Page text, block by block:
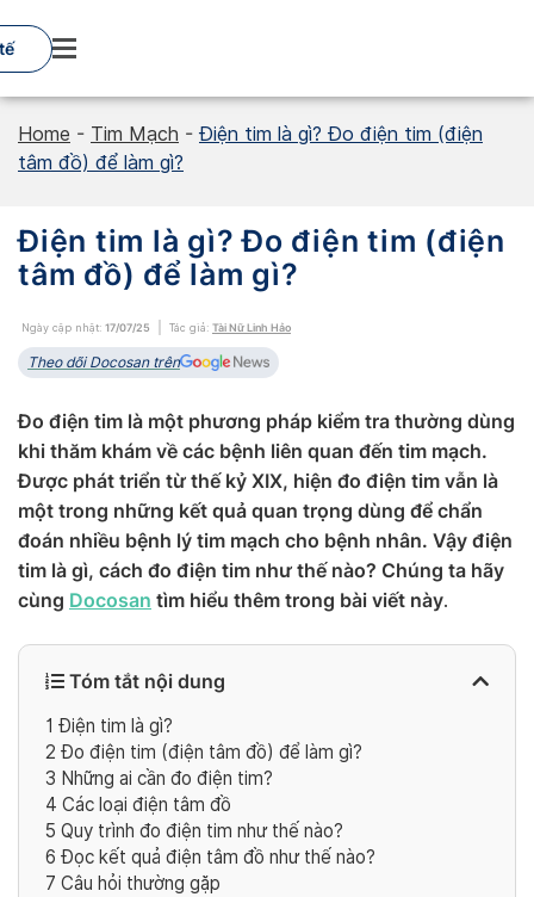
to
content
Home - Tim Mạch - Điện tim là gì? Đo điện tim (điện
tâm đồ) để làm gì?
Điện tim là gì? Đo điện tim (điện
tâm đồ) để làm gì?
Ngày cập nhật: 17/07/25 Tác giả: Tài Nữ Linh Hảo
Theo dõi Docosan trên
Đo điện tim là một phương pháp kiểm tra thường dùng
khi thăm khám về các bệnh liên quan đến tim mạch.
Được phát triển từ thế kỷ XIX, hiện đo điện tim vẫn là
một trong những kết quả quan trọng dùng để chẩn
đoán nhiều bệnh lý tim mạch cho bệnh nhân. Vậy điện
tim là gì, cách đo điện tim như thế nào? Chúng ta hãy
cùng Docosan tìm hiểu thêm trong bài viết này.
Tóm tắt nội dung
1 Điện tim là gì?
2 Đo điện tim (điện tâm đồ) để làm gì?
3 Những ai cần đo điện tim?
4 Các loại điện tâm đồ
5 Quy trình đo điện tim như thế nào?
6 Đọc kết quả điện tâm đồ như thế nào?
7 Câu hỏi thường gặp